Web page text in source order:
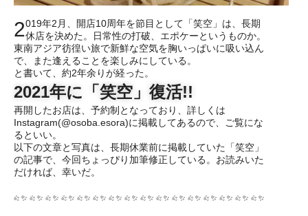
2019年2月、開店10周年を節目として「笑空」は、長期休店を決めた。日常性の打破、エポケーというものか。
東南アジア彷徨い旅で新鮮な空気を胸いっぱいに吸い込ん
で、また逢えることを楽しみにしている。
と書いて、約2年余りが経った。
2021年に「笑空」復活!!
再開したお店は、予約制となっており、詳しくは
Instagram(@osoba.esora)に掲載してあるので、ご覧にな
るといい。
以下の文章と写真は、長期休業前に掲載していた「笑空」
の記事で、今回ちょっぴり加筆修正している。お読みいた
だければ、幸いだ。